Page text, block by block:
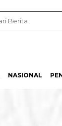
NASIONAL